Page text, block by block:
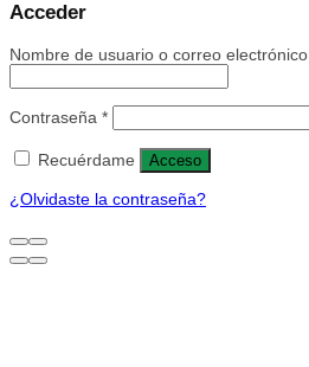
Acceder
Nombre de usuario o correo electrónico
Contraseña *
Recuérdame Acceso
¿Olvidaste la contraseña?